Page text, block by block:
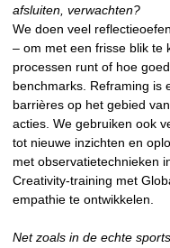
afsluiten, verwachten?
We doen veel
– om met een frisse blik te
processen runt of hoe
benchmarks. Reframing is
barrières op het gebied
acties. We gebruiken ook
tot nieuwe inzichten en
met observatietechnieken
Creativity-training met
empathie te ontwikkelen.
Net zoals in de echte